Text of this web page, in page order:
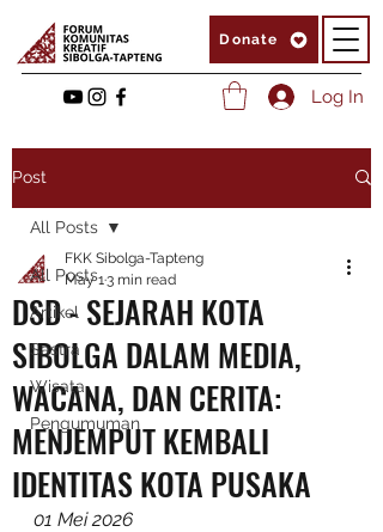
Donate
Log In
Post
All Posts
Artikel
Sastra
Wisata
Pengumuman
All Posts
DSD - SEJARAH KOTA
SIBOLGA DALAM MEDIA,
WACANA, DAN CERITA:
MENJEMPUT KEMBALI
IDENTITAS KOTA PUSAKA
FKK Sibolga-Tapteng
May 13 min read
01 Mei 2026